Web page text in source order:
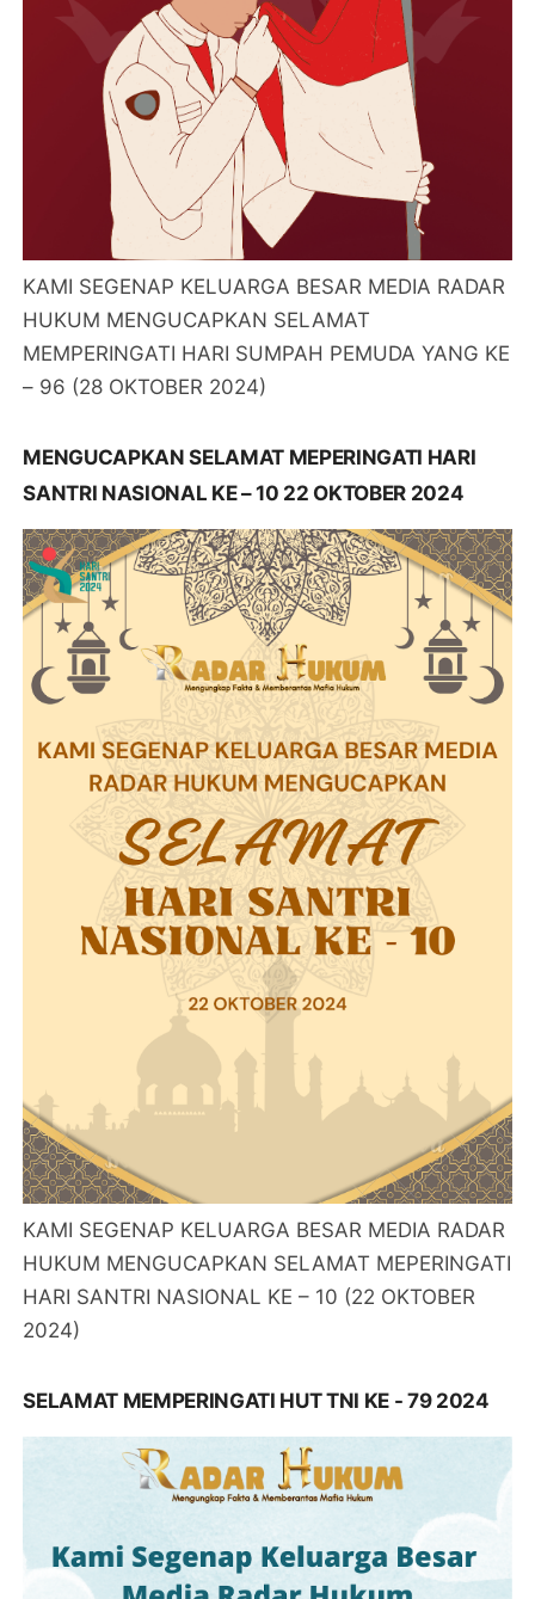
KAMI SEGENAP KELUARGA BESAR MEDIA RADAR
HUKUM MENGUCAPKAN SELAMAT
MEMPERINGATI HARI SUMPAH PEMUDA YANG KE
– 96 (28 OKTOBER 2024)
MENGUCAPKAN SELAMAT MEPERINGATI HARI
SANTRI NASIONAL KE – 10 22 OKTOBER 2024
KAMI SEGENAP KELUARGA BESAR MEDIA RADAR
HUKUM MENGUCAPKAN SELAMAT MEPERINGATI
HARI SANTRI NASIONAL KE – 10 (22 OKTOBER
2024)
SELAMAT MEMPERINGATI HUT TNI KE - 79 2024